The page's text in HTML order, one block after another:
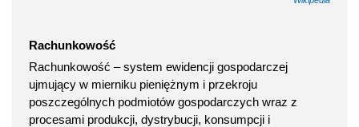
Rachunkowość
Rachunkowość – system ewidencji gospodarczej
ujmujący w mierniku pieniężnym i przekroju
poszczególnych podmiotów gospodarczych wraz z
procesami produkcji, dystrybucji, konsumpcji i